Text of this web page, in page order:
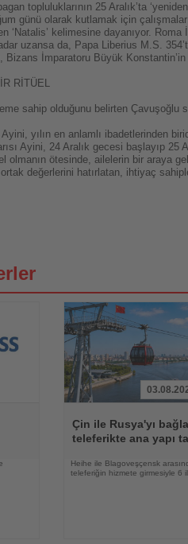
topluluklarının 25 Aralık’ta
günü olarak kutlamak için
‘Natalis’ kelimesine dayanıyor.
uzansa da, Papa Liberius M.S.
İmparatoru Büyük Konstantin’in
RİTÜEL
sahip olduğunu belirten Çavuşoğlu
yılın en anlamlı ibadetlerinden
Ayini, 24 Aralık gecesi başlayıp
ötesinde, ailelerin bir araya
değerlerini hatırlatan, ihtiyaç
Oku
Çin ile Rusya'yı
teleferikte ana yapı
Heihe ile Blagoveşçensk
teleferiğin hizmete girmesiyle 6